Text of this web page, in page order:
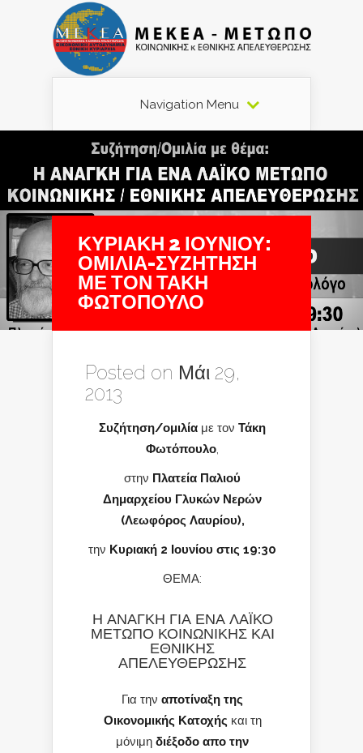
Navigation Menu
ΚΥΡΙΑΚΗ 2 ΙΟΥΝΙΟΥ:
ΟΜΙΛΙΑ-ΣΥΖΗΤΗΣΗ
ΜΕ ΤΟΝ ΤΑΚΗ
ΦΩΤΟΠΟΥΛΟ
Posted on Μάι 29,
2013
Συζήτηση/ομιλία με τον Τάκη
Φωτόπουλο,
στην Πλατεία Παλιού
Δημαρχείου Γλυκών Νερών
(Λεωφόρος Λαυρίου),
την Κυριακή 2 Ιουνίου στις 19:30
ΘΕΜΑ:
Η ΑΝΑΓΚΗ ΓΙΑ ΕΝΑ ΛΑΪΚΟ
ΜΕΤΩΠΟ ΚΟΙΝΩΝΙΚΗΣ ΚΑΙ
ΕΘΝΙΚΗΣ
ΑΠΕΛΕΥΘΕΡΩΣΗΣ
Για την αποτίναξη της
Οικονομικής Κατοχής και τη
μόνιμη διέξοδο απο την